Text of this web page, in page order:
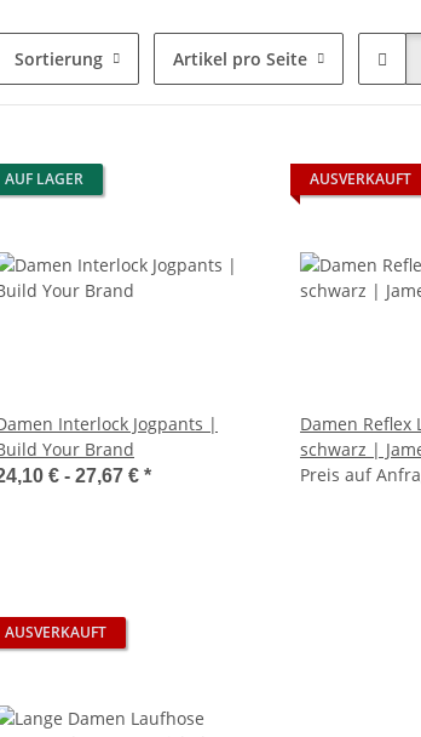
Sortierung Artikel pro Seite
AUF LAGER
Interlock Jogpants |
Your Brand
€ - 27,67 € *
AUSVERKAUFT
Damen Reflex
schwarz |
Preis auf
AUSVERKAUFT